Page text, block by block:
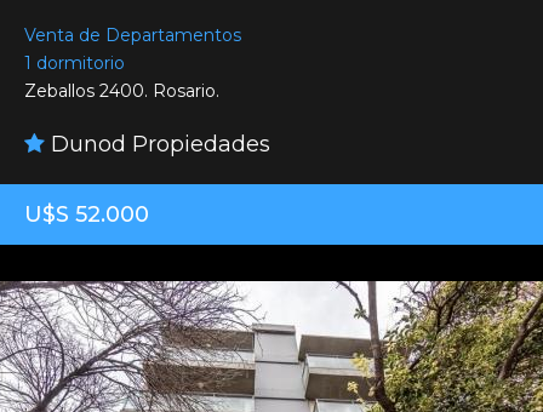
Venta de Departamentos
1 dormitorio
Zeballos 2400. Rosario.
Dunod Propiedades
U$S 52.000